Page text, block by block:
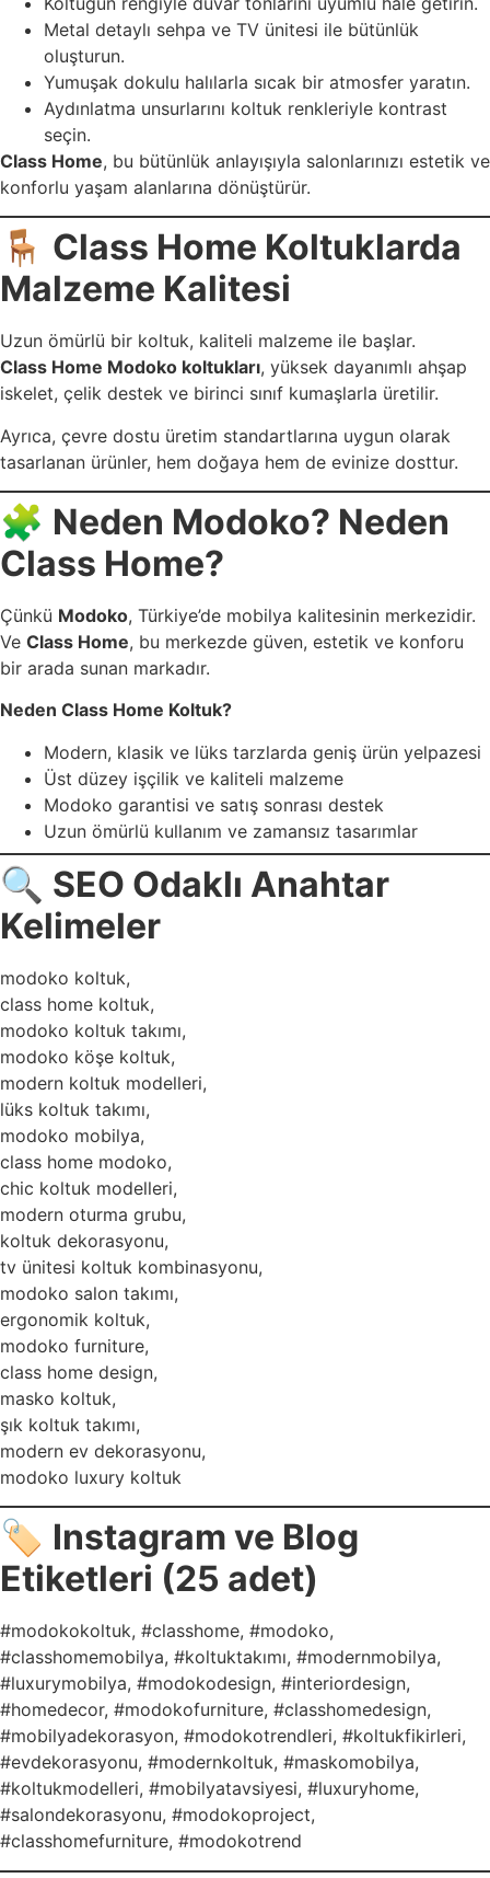
Metal detaylı sehpa ve TV ünitesi ile bütünlük
oluşturun.
Yumuşak dokulu halılarla sıcak bir atmosfer yaratın.
Aydınlatma unsurlarını koltuk renkleriyle kontrast
seçin.
Class Home, bu bütünlük anlayışıyla salonlarınızı estetik ve
konforlu yaşam alanlarına dönüştürür.
🪑 Class Home Koltuklarda
Malzeme Kalitesi
Uzun ömürlü bir koltuk, kaliteli malzeme ile başlar.
Class Home Modoko koltukları, yüksek dayanımlı ahşap
iskelet, çelik destek ve birinci sınıf kumaşlarla üretilir.
Ayrıca, çevre dostu üretim standartlarına uygun olarak
tasarlanan ürünler, hem doğaya hem de evinize dosttur.
🧩 Neden Modoko? Neden
Class Home?
Çünkü Modoko, Türkiye’de mobilya kalitesinin merkezidir.
Ve Class Home, bu merkezde güven, estetik ve konforu
bir arada sunan markadır.
Neden Class Home Koltuk?
Modern, klasik ve lüks tarzlarda geniş ürün yelpazesi
Üst düzey işçilik ve kaliteli malzeme
Modoko garantisi ve satış sonrası destek
Uzun ömürlü kullanım ve zamansız tasarımlar
🔍 SEO Odaklı Anahtar
Kelimeler
modoko koltuk,
class home koltuk,
modoko koltuk takımı,
modoko köşe koltuk,
modern koltuk modelleri,
lüks koltuk takımı,
modoko mobilya,
class home modoko,
chic koltuk modelleri,
modern oturma grubu,
koltuk dekorasyonu,
tv ünitesi koltuk kombinasyonu,
modoko salon takımı,
ergonomik koltuk,
modoko furniture,
class home design,
masko koltuk,
şık koltuk takımı,
modern ev dekorasyonu,
modoko luxury koltuk
🏷️ Instagram ve Blog
Etiketleri (25 adet)
#modokokoltuk, #classhome, #modoko,
#classhomemobilya, #koltuktakımı, #modernmobilya,
#luxurymobilya, #modokodesign, #interiordesign,
#homedecor, #modokofurniture, #classhomedesign,
#mobilyadekorasyon, #modokotrendleri, #koltukfikirleri,
#evdekorasyonu, #modernkoltuk, #maskomobilya,
#koltukmodelleri, #mobilyatavsiyesi, #luxuryhome,
#salondekorasyonu, #modokoproject,
#classhomefurniture, #modokotrend